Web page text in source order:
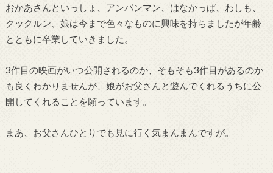
おかあさんといっしょ、アンパンマン、はなかっぱ、わしも、
クックルン、娘は今まで色々なものに興味を持ちましたが年齢
とともに卒業していきました。
3作目の映画がいつ公開されるのか、そもそも3作目があるのか
も良くわかりませんが、娘がお父さんと遊んでくれるうちに公
開してくれることを願っています。
まあ、お父さんひとりでも見に行く気まんまんですが。